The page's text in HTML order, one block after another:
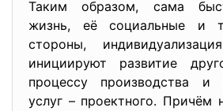
Таким образом, сама
жизнь, её социальные и
стороны,
инициируют развитие
процессу производства и
услуг – проектного. Причём